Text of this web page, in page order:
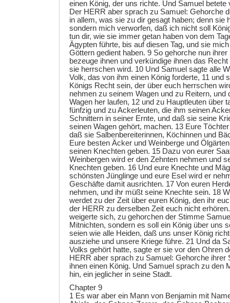
einen König, der uns richte. Und Samuel
Der HERR aber sprach zu Samuel: Gehorche
in allem, was sie zu dir gesagt haben; denn sie
sondern mich verworfen, daß ich nicht soll
tun dir, wie sie immer getan haben von dem
Ägypten führte, bis auf diesen Tag, und sie
Göttern gedient haben. 9 So gehorche nun
bezeuge ihnen und verkündige ihnen das
sie herrschen wird. 10 Und Samuel sagte alle
Volk, das von ihm einen König forderte, 11 und
Königs Recht sein, der über euch herrschen
nehmen zu seinem Wagen und zu Reitern, und
Wagen her laufen, 12 und zu Hauptleuten über
fünfzig und zu Ackerleuten, die ihm seinen
Schnittern in seiner Ernte, und daß sie seine
seinen Wagen gehört, machen. 13 Eure
daß sie Salbenbereiterinnen, Köchinnen und
Eure besten Äcker und Weinberge und
seinen Knechten geben. 15 Dazu von eurer
Weinbergen wird er den Zehnten nehmen und
Knechten geben. 16 Und eure Knechte und
schönsten Jünglinge und eure Esel wird er
Geschäfte damit ausrichten. 17 Von euren
nehmen, und ihr müßt seine Knechte sein. 18
werdet zu der Zeit über euren König, den ihr
der HERR zu derselben Zeit euch nicht
weigerte sich, zu gehorchen der Stimme
Mitnichten, sondern es soll ein König über uns
seien wie alle Heiden, daß uns unser König
ausziehe und unsere Kriege führe. 21 Und da
Volks gehört hatte, sagte er sie vor den Ohren
HERR aber sprach zu Samuel: Gehorche ihrer
ihnen einen König. Und Samuel sprach zu den
hin, ein jeglicher in seine Stadt.
Chapter 9
1 Es war aber ein Mann von Benjamin mit